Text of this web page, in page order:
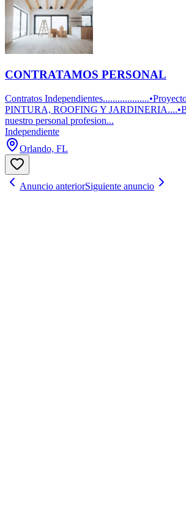
CONTRATAMOS PERSONAL
Contratos
PINTURA, ROOFING Y
nuestro personal profesion...
Independiente
Orlando, FL
Anuncio anteriorSiguiente anuncio